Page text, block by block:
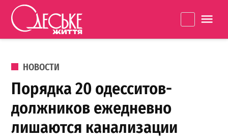
Перейти к содержанию
життя
ОПУБЛИКОВАНО В
НОВОСТИ
Порядка 20 одесситов-
должников ежедневно
лишаются канализации